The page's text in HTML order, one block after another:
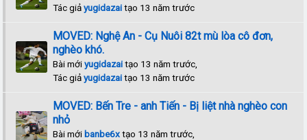
Tác giảyugidazaitạo 13 năm trước
MOVED: Nghệ An - Cụ Nuôi 82t mù lòa cô đơn,
nghèo khó.
Bài mớiyugidazaitạo 13 năm trước,
Tác giảyugidazaitạo 13 năm trước
MOVED: Bến Tre - anh Tiến - Bị liệt nhà nghèo con
nhỏ
Bài mới banbe6xtạo 13 năm trước,